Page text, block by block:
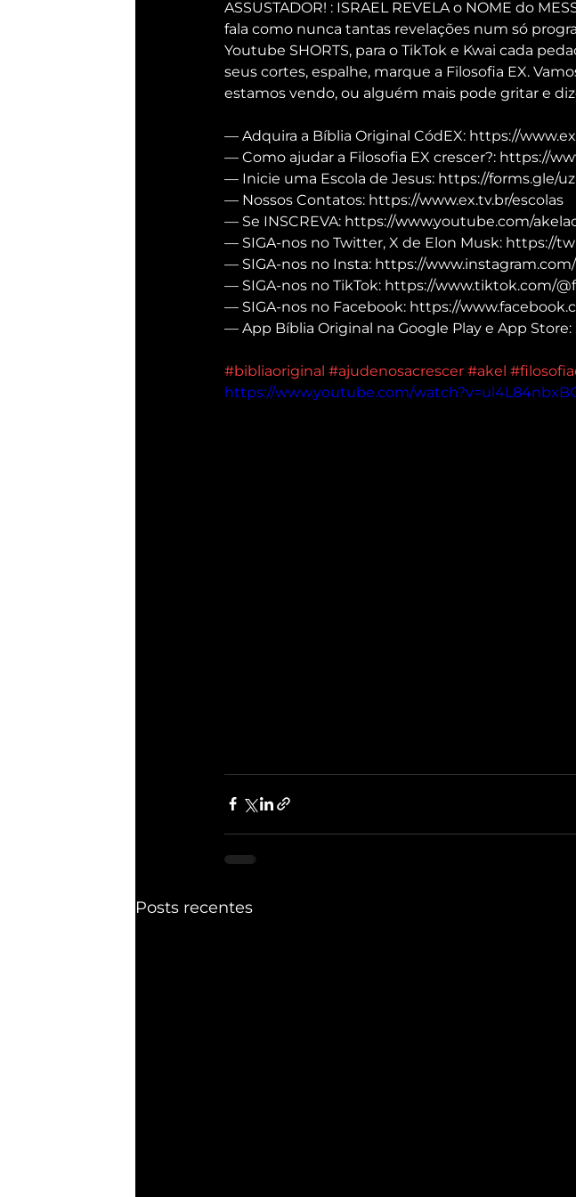
ASSUSTADOR! : ISRAEL REVELA o NOME do
fala como nunca tantas revelações num só
Youtube SHORTS, para o TikTok e Kwai cada
seus cortes, espalhe, marque a Filosofia EX.
estamos vendo, ou alguém mais pode gritar e
— Adquira a Bíblia Original CódEX: https://
— Como ajudar a Filosofia EX crescer?: https://
— Inicie uma Escola de Jesus: https://forms.gle/
— Nossos Contatos: https://www.ex.tv.br/escolas
— Se INSCREVA: https://www.youtube.com/
— SIGA-nos no Twitter, X de Elon Musk: https://
— SIGA-nos no Insta: https://
— SIGA-nos no TikTok: https://www.tiktok.com/
— SIGA-nos no Facebook: https://
— App Bíblia Original na Google Play e App
#bibliaoriginal #ajudenosacrescer #akel
https://www.youtube.com/
Posts recentes